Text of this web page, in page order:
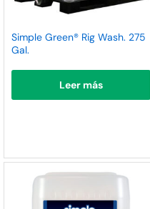
Simple Green® Rig Wash. 275
Gal.
Leer más